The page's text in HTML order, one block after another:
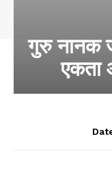
गुरु नानक
एकता